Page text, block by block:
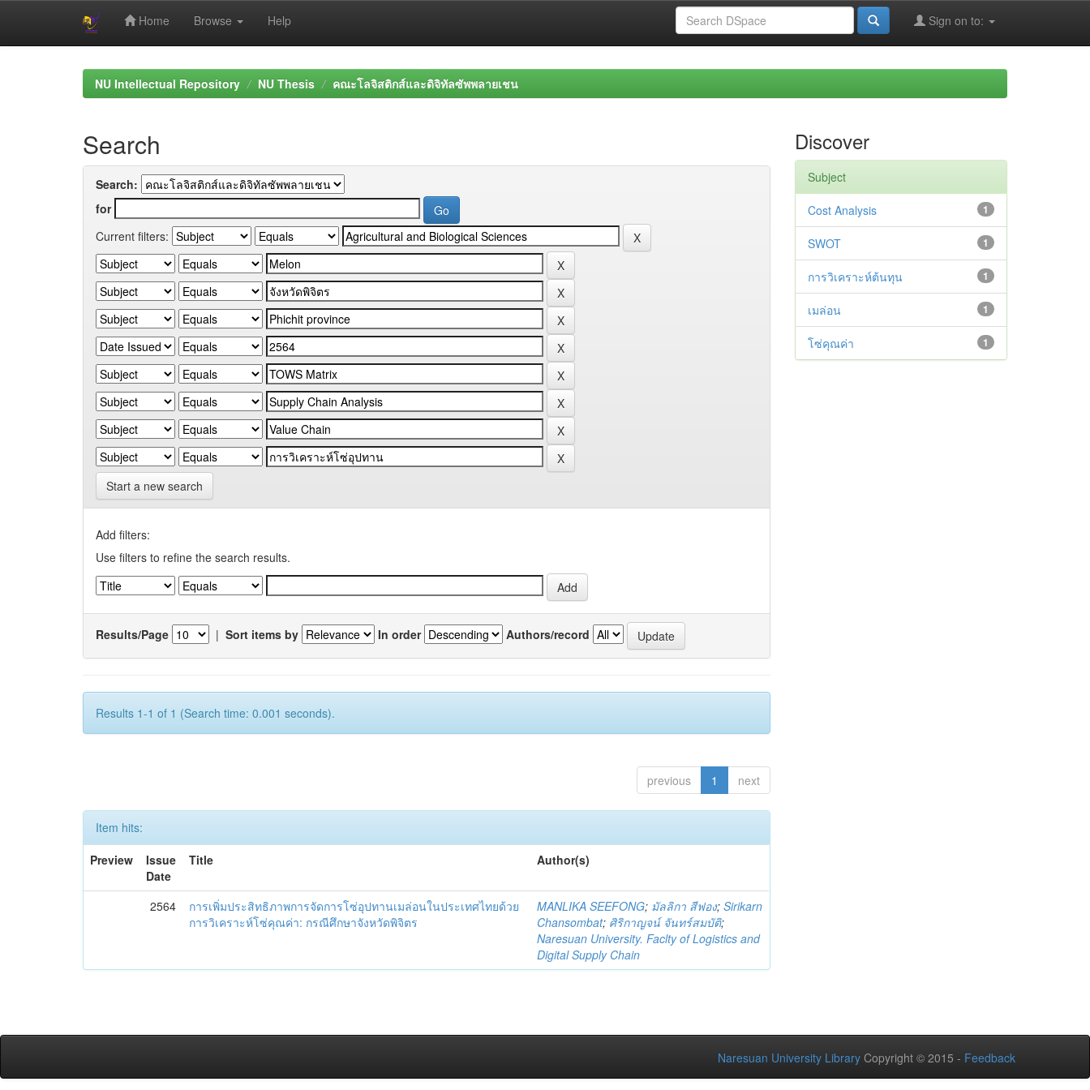
Home Browse Help Sign on to:
NU Intellectual Repository NU Thesis คณะโลจิสติกส์และดิจิทัลซัพพลายเชน
Search
Search:
for
Current filters:
Start a new search
Add filters:
Use filters to refine the search results.
Results/Page | Sort items by In order Authors/record
Results 1-1 of 1 (Search time: 0.001 seconds).
previous 1 next
Item hits:
Preview
Issue
Date
Title Author(s)
2564
การเพิ่มประสิทธิภาพการจัดการโซ่อุปทานเมล่อนในประเทศไทยด้วย
การวิเคราะห์โซ่คุณค่า: กรณีศึกษาจังหวัดพิจิตร
MANLIKA SEEFONG; มัลลิกา สีฟอง;Sirikarn
Chansombat; ศิริกาญจน์ จันทร์สมบัติ;
Naresuan University. Faclty of Logistics and
Digital Supply Chain
Discover
Subject
1
Cost Analysis
1
SWOT
1
การวิเคราะห์ต้นทุน
1
เมล่อน
1
โซ่คุณค่า
Naresuan University Library Copyright © 2015 - Feedback